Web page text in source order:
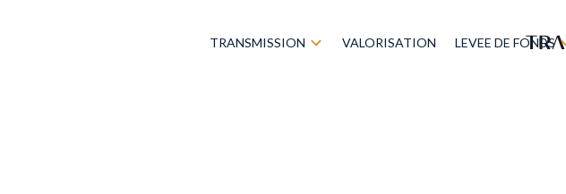
TRANSMISSION VALORISATION LEVEE DE FONDS